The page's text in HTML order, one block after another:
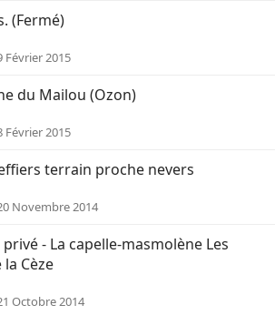
(Fermé)
Février 2015
du Mailou (Ozon)
Février 2015
terrain proche nevers
Novembre 2014
- La capelle-masmolène Les
Cèze
Octobre 2014